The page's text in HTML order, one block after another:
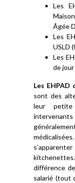
Les
Âgée
Les
USLD
Les
de
Les
sont des
leur
différence
salarié (tout